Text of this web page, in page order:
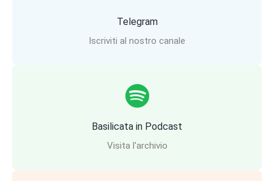
Telegram
Iscriviti al nostro canale
Basilicata in Podcast
Visita l'archivio